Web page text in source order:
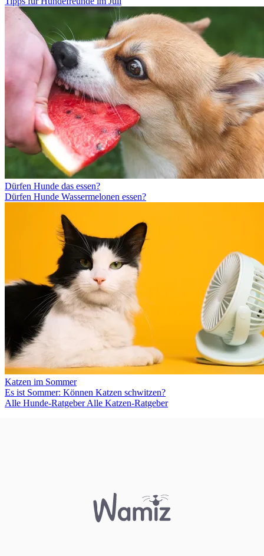
Dürfen Hunde das essen?
Dürfen Hunde Wassermelonen essen?
Katzen im Sommer
Es ist Sommer: Können Katzen schwitzen?
Alle Hunde-RatgeberAlle Katzen-Ratgeber